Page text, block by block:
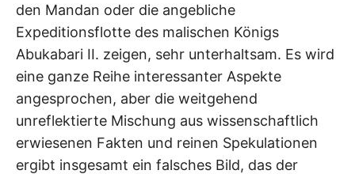
den Mandan oder die angebliche
Expeditionsflotte des malischen Königs
Abukabari II. zeigen, sehr unterhaltsam. Es wird
eine ganze Reihe interessanter Aspekte
angesprochen, aber die weitgehend
unreflektierte Mischung aus wissenschaftlich
erwiesenen Fakten und reinen Spekulationen
ergibt insgesamt ein falsches Bild, das der